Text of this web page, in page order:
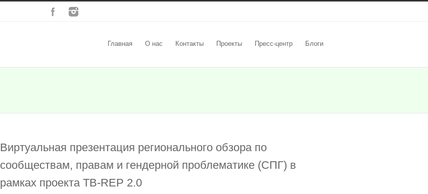
Главная О нас Контакты Проекты Пресс-центр Блоги
Виртуальная презентация регионального обзора по
сообществам, правам и гендерной проблематике (СПГ) в
рамках проекта TB-REP 2.0